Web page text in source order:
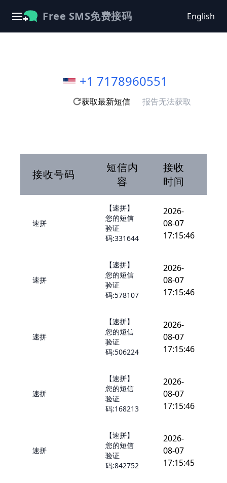
Free SMS免费接码 English
+1 7178960551
获取最新短信 报告无法获取
接收号码
短信内
容
接收
时间
速拼
【速拼】
您的短信
验证
码:331644
2026-
08-07
17:15:46
速拼
【速拼】
您的短信
验证
码:578107
2026-
08-07
17:15:46
速拼
【速拼】
您的短信
验证
码:506224
2026-
08-07
17:15:46
速拼
【速拼】
您的短信
验证
码:168213
2026-
08-07
17:15:46
速拼
【速拼】
您的短信
验证
码:842752
2026-
08-07
17:15:45